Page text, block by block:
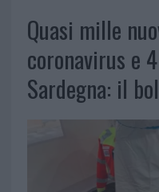
Quasi mille
coronavirus e
Sardegna: il